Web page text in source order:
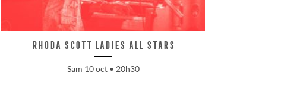
Rhoda Scott ladies All Stars
Sam 10 oct • 20h30